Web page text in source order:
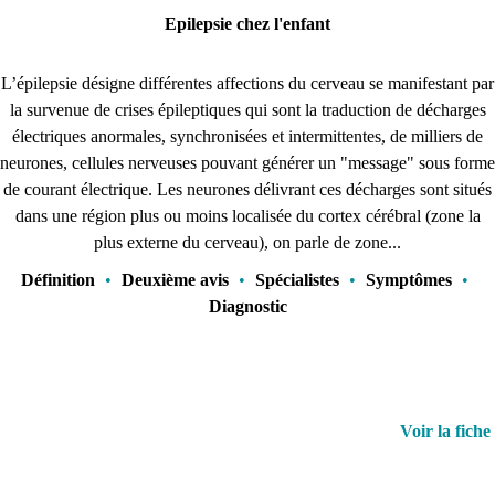
Epilepsie chez l'enfant
L’épilepsie désigne différentes affections du cerveau se manifestant par
la survenue de crises épileptiques qui sont la traduction de décharges
électriques anormales, synchronisées et intermittentes, de milliers de
neurones, cellules nerveuses pouvant générer un "message" sous forme
de courant électrique. Les neurones délivrant ces décharges sont situés
dans une région plus ou moins localisée du cortex cérébral (zone la
plus externe du cerveau), on parle de zone...
Définition
• Deuxième avis • Spécialistes • Symptômes •
Diagnostic
Voir la fiche